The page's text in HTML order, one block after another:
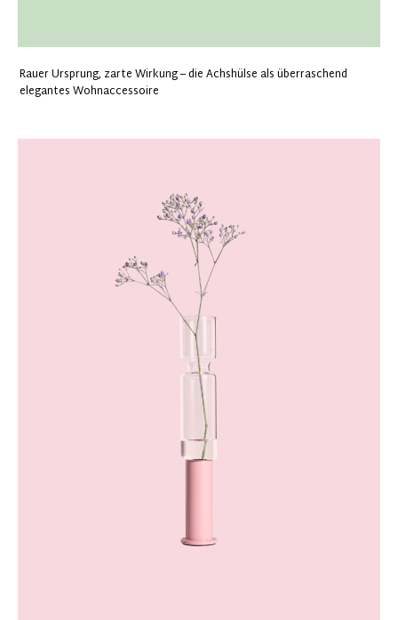
Rauer Ursprung, zarte Wirkung – die Achshülse als überraschend
elegantes Wohnaccessoire